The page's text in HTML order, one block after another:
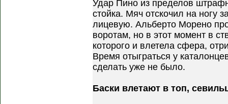
Удар Пино из пределов
стойка. Мяч отскочил на ногу
лицевую. Альберто Морено
воротам, но в этот момент в
которого и влетела сфера,
Время отыграться у
сделать уже не было.
Баски влетают в топ,